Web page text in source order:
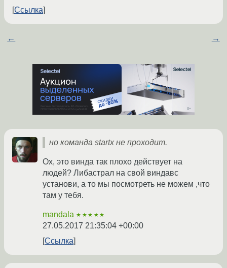
Ссылка
← →
но команда startx не проходит.
Ох, это винда так плохо действует на
людей? Либастрал на свой виндавс
установи, а то мы посмотреть не можем ,что
там у тебя.
mandala ★★★★★
27.05.2017 21:35:04 +00:00
Ссылка